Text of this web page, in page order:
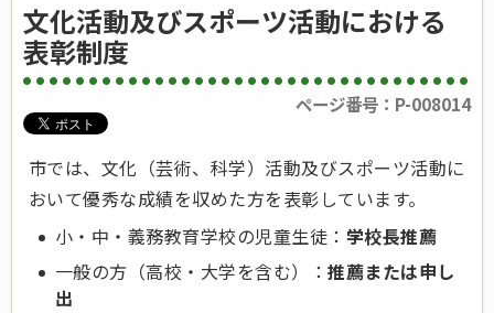
文化活動及びスポーツ活動における
表彰制度
ページ番号：P-008014
市では、文化（芸術、科学）活動及びスポーツ活動に
おいて優秀な成績を収めた方を表彰しています。
小・中・義務教育学校の児童生徒： 学校長推薦
一般の方（高校・大学を含む）：推薦または申し
出